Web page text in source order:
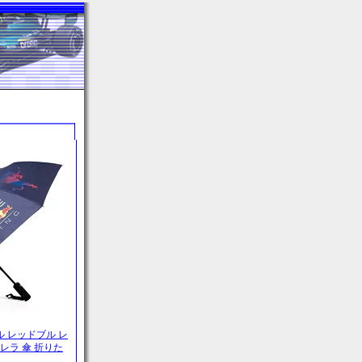
レッドブル レ
ラ 傘 折りた